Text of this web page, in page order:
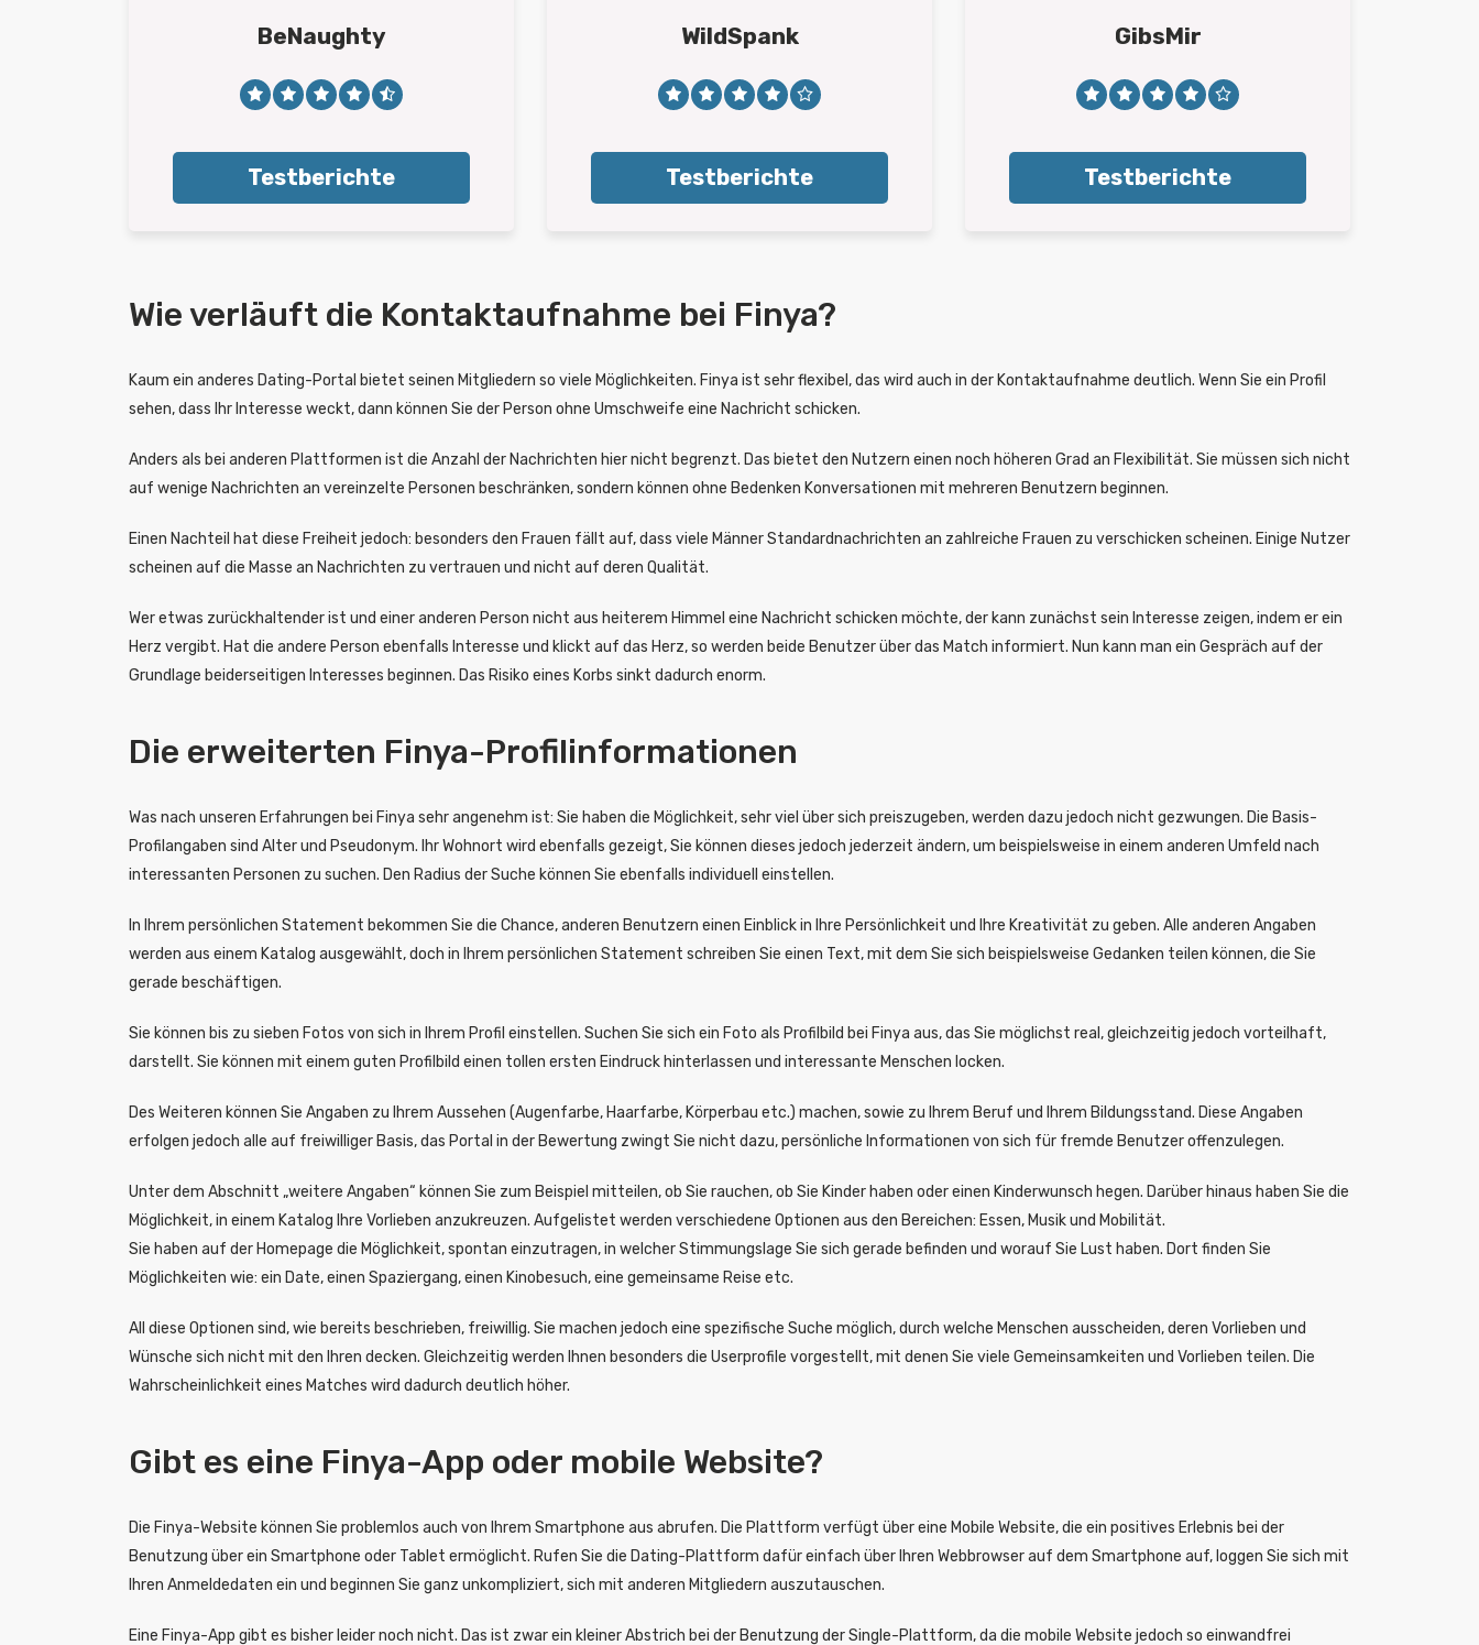
BeNaughty
Testberichte
WildSpank
Testberichte
GibsMir
Testberichte
Wie verläuft die Kontaktaufnahme bei Finya?
Kaum ein anderes Dating-Portal bietet seinen Mitgliedern so viele Möglichkeiten. Finya ist sehr flexibel, das wird auch in der Kontaktaufnahme deutlich. Wenn Sie ein Profil
sehen, dass Ihr Interesse weckt, dann können Sie der Person ohne Umschweife eine Nachricht schicken.
Anders als bei anderen Plattformen ist die Anzahl der Nachrichten hier nicht begrenzt. Das bietet den Nutzern einen noch höheren Grad an Flexibilität. Sie müssen sich nicht
auf wenige Nachrichten an vereinzelte Personen beschränken, sondern können ohne Bedenken Konversationen mit mehreren Benutzern beginnen.
Einen Nachteil hat diese Freiheit jedoch: besonders den Frauen fällt auf, dass viele Männer Standardnachrichten an zahlreiche Frauen zu verschicken scheinen. Einige Nutzer
scheinen auf die Masse an Nachrichten zu vertrauen und nicht auf deren Qualität.
Wer etwas zurückhaltender ist und einer anderen Person nicht aus heiterem Himmel eine Nachricht schicken möchte, der kann zunächst sein Interesse zeigen, indem er ein
Herz vergibt. Hat die andere Person ebenfalls Interesse und klickt auf das Herz, so werden beide Benutzer über das Match informiert. Nun kann man ein Gespräch auf der
Grundlage beiderseitigen Interesses beginnen. Das Risiko eines Korbs sinkt dadurch enorm.
Die erweiterten Finya-Profilinformationen
Was nach unseren Erfahrungen bei Finya sehr angenehm ist: Sie haben die Möglichkeit, sehr viel über sich preiszugeben, werden dazu jedoch nicht gezwungen. Die Basis-
Profilangaben sind Alter und Pseudonym. Ihr Wohnort wird ebenfalls gezeigt, Sie können dieses jedoch jederzeit ändern, um beispielsweise in einem anderen Umfeld nach
interessanten Personen zu suchen. Den Radius der Suche können Sie ebenfalls individuell einstellen.
In Ihrem persönlichen Statement bekommen Sie die Chance, anderen Benutzern einen Einblick in Ihre Persönlichkeit und Ihre Kreativität zu geben. Alle anderen Angaben
werden aus einem Katalog ausgewählt, doch in Ihrem persönlichen Statement schreiben Sie einen Text, mit dem Sie sich beispielsweise Gedanken teilen können, die Sie
gerade beschäftigen.
Sie können bis zu sieben Fotos von sich in Ihrem Profil einstellen. Suchen Sie sich ein Foto als Profilbild bei Finya aus, das Sie möglichst real, gleichzeitig jedoch vorteilhaft,
darstellt. Sie können mit einem guten Profilbild einen tollen ersten Eindruck hinterlassen und interessante Menschen locken.
Des Weiteren können Sie Angaben zu Ihrem Aussehen (Augenfarbe, Haarfarbe, Körperbau etc.) machen, sowie zu Ihrem Beruf und Ihrem Bildungsstand. Diese Angaben
erfolgen jedoch alle auf freiwilliger Basis, das Portal in der Bewertung zwingt Sie nicht dazu, persönliche Informationen von sich für fremde Benutzer offenzulegen.
Unter dem Abschnitt „weitere Angaben“ können Sie zum Beispiel mitteilen, ob Sie rauchen, ob Sie Kinder haben oder einen Kinderwunsch hegen. Darüber hinaus haben Sie die
Möglichkeit, in einem Katalog Ihre Vorlieben anzukreuzen. Aufgelistet werden verschiedene Optionen aus den Bereichen: Essen, Musik und Mobilität.
Sie haben auf der Homepage die Möglichkeit, spontan einzutragen, in welcher Stimmungslage Sie sich gerade befinden und worauf Sie Lust haben. Dort finden Sie
Möglichkeiten wie: ein Date, einen Spaziergang, einen Kinobesuch, eine gemeinsame Reise etc.
All diese Optionen sind, wie bereits beschrieben, freiwillig. Sie machen jedoch eine spezifische Suche möglich, durch welche Menschen ausscheiden, deren Vorlieben und
Wünsche sich nicht mit den Ihren decken. Gleichzeitig werden Ihnen besonders die Userprofile vorgestellt, mit denen Sie viele Gemeinsamkeiten und Vorlieben teilen. Die
Wahrscheinlichkeit eines Matches wird dadurch deutlich höher.
Gibt es eine Finya-App oder mobile Website?
Die Finya-Website können Sie problemlos auch von Ihrem Smartphone aus abrufen. Die Plattform verfügt über eine Mobile Website, die ein positives Erlebnis bei der
Benutzung über ein Smartphone oder Tablet ermöglicht. Rufen Sie die Dating-Plattform dafür einfach über Ihren Webbrowser auf dem Smartphone auf, loggen Sie sich mit
Ihren Anmeldedaten ein und beginnen Sie ganz unkompliziert, sich mit anderen Mitgliedern auszutauschen.
Eine Finya-App gibt es bisher leider noch nicht. Das ist zwar ein kleiner Abstrich bei der Benutzung der Single-Plattform, da die mobile Website jedoch so einwandfrei